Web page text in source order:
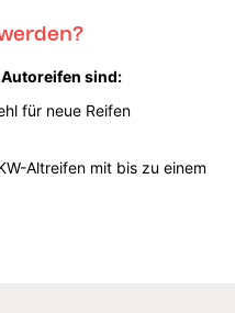
sind:
für neue Reifen
Altreifen mit bis zu einem